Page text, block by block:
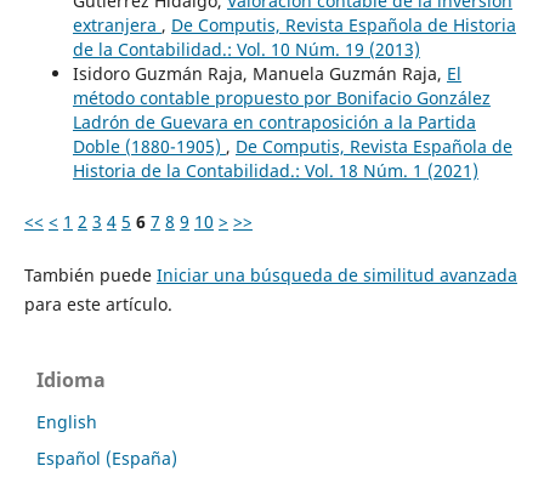
extranjera , De Computis, Revista Española de Historia
de la Contabilidad.: Vol. 10 Núm. 19 (2013)
Isidoro Guzmán Raja, Manuela Guzmán Raja, El
método contable propuesto por Bonifacio González
Ladrón de Guevara en contraposición a la Partida
Doble (1880-1905) , De Computis, Revista Española de
Historia de la Contabilidad.: Vol. 18 Núm. 1 (2021)
<< < 1 2 3 4 5 6 7 8 9 10 > >>
También puede Iniciar una búsqueda de similitud avanzada
para este artículo.
Idioma
English
Español (España)